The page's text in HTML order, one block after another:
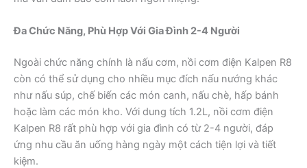
Đa Chức Năng, Phù Hợp Với Gia Đình 2-4 Người
Ngoài chức năng chính là nấu cơm, nồi cơm điện Kalpen R8
còn có thể sử dụng cho nhiều mục đích nấu nướng khác
như nấu súp, chế biến các món canh, nấu chè, hấp bánh
hoặc làm các món kho. Với dung tích 1.2L, nồi cơm điện
Kalpen R8 rất phù hợp với gia đình có từ 2-4 người, đáp
ứng nhu cầu ăn uống hàng ngày một cách tiện lợi và tiết
kiệm.